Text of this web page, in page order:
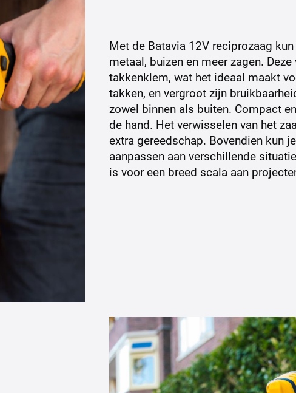
Met de Batavia 12V reciprozaag
metaal, buizen en meer zagen.
takkenklem, wat het ideaal maakt
takken, en vergroot zijn
zowel binnen als buiten. Compact
de hand. Het verwisselen van het
extra gereedschap. Bovendien kun
aanpassen aan verschillende
is voor een breed scala aan